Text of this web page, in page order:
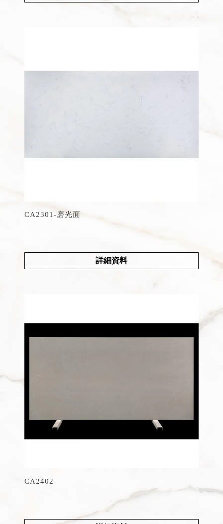
CA2301-磨光面
詳細資料
CA2402